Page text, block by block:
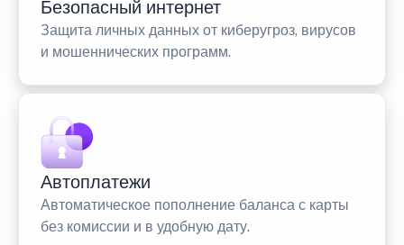
Безопасный интернет
Защита личных данных от киберугроз, вирусов
и мошеннических программ.
Автоплатежи
Автоматическое пополнение баланса с карты
без комиссии и в удобную дату.